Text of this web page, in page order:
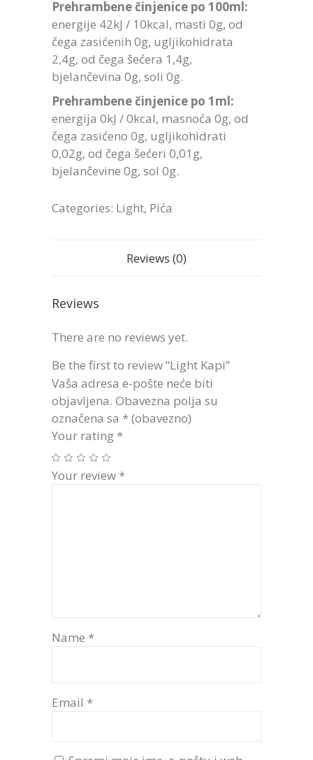
Prehrambene činjenice po 100ml:
energije 42kJ / 10kcal, masti 0g, od
čega zasićenih 0g, ugljikohidrata
2,4g, od čega šećera 1,4g,
bjelančevina 0g, soli 0g.
Prehrambene činjenice po 1ml:
energija 0kJ / 0kcal, masnoća 0g, od
čega zasićeno 0g, ugljikohidrati
0,02g, od čega šećeri 0,01g,
bjelančevine 0g, sol 0g.
Categories: Light, Pića
Reviews (0)
Reviews
There are no reviews yet.
Be the first to review “Light Kapi”
Vaša adresa e-pošte neće biti
objavljena. Obavezna polja su
označena sa * (obavezno)
Your rating *
Your review *
Name *
Email *